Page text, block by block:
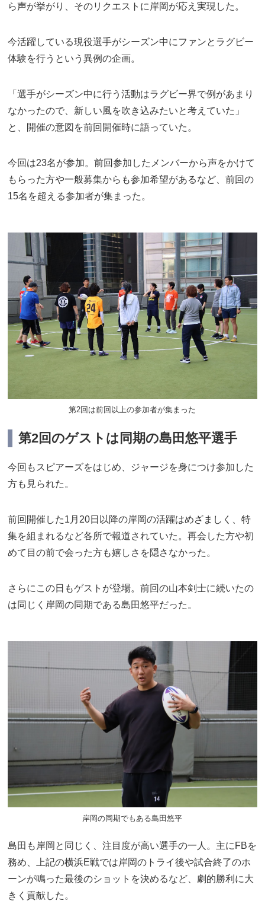
ら声が挙がり、そのリクエストに岸岡が応え実現した。
今活躍している現役選手がシーズン中にファンとラグビー
体験を行うという異例の企画。
「選手がシーズン中に行う活動はラグビー界で例があまり
なかったので、新しい風を吹き込みたいと考えていた」
と、開催の意図を前回開催時に語っていた。
今回は23名が参加。前回参加したメンバーから声をかけて
もらった方や一般募集からも参加希望があるなど、前回の
15名を超える参加者が集まった。
第2回は前回以上の参加者が集まった
第2回のゲストは同期の島田悠平選手
今回もスピアーズをはじめ、ジャージを身につけ参加した
方も見られた。
前回開催した1月20日以降の岸岡の活躍はめざましく、特
集を組まれるなど各所で報道されていた。再会した方や初
めて目の前で会った方も嬉しさを隠さなかった。
さらにこの日もゲストが登場。前回の山本剣士に続いたの
は同じく岸岡の同期である島田悠平だった。
岸岡の同期でもある島田悠平
島田も岸岡と同じく、注目度が高い選手の一人。主にFBを
務め、上記の横浜E戦では岸岡のトライ後や試合終了のホ
ーンが鳴った最後のショットを決めるなど、劇的勝利に大
きく貢献した。